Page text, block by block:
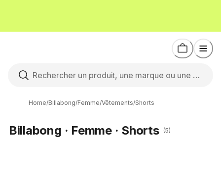
Home/Billabong/Femme/Vêtements/Shorts
Billabong · Femme · Shorts (5)